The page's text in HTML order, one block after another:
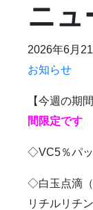
ニ
2026年6月21
お知らせ
【今週の期
間限定です
◇VC5％パ
◇白玉点滴
リチルリチン